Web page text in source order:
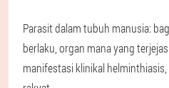
Parasit dalam tubuh manusia:
berlaku, organ mana yang
manifestasi klinikal